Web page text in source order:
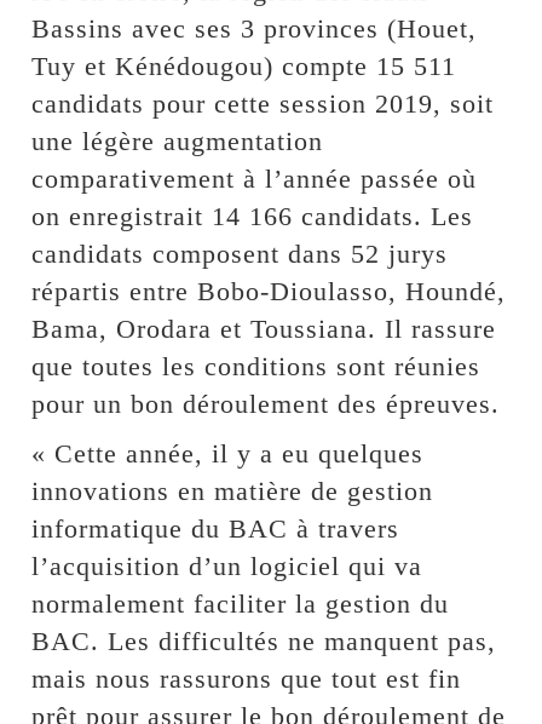
Bassins avec ses 3 provinces (Houet,
Tuy et Kénédougou) compte 15 511
candidats pour cette session 2019, soit
une légère augmentation
comparativement à l’année passée où
on enregistrait 14 166 candidats. Les
candidats composent dans 52 jurys
répartis entre Bobo-Dioulasso, Houndé,
Bama, Orodara et Toussiana. Il rassure
que toutes les conditions sont réunies
pour un bon déroulement des épreuves.
« Cette année, il y a eu quelques
innovations en matière de gestion
informatique du BAC à travers
l’acquisition d’un logiciel qui va
normalement faciliter la gestion du
BAC. Les difficultés ne manquent pas,
mais nous rassurons que tout est fin
prêt pour assurer le bon déroulement de